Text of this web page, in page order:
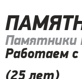
Памятники
Работаем с